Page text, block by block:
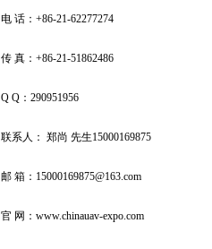
电 话：+86-21-62277274
传 真：+86-21-51862486
Q Q：290951956
联系人： 郑尚 先生15000169875
邮 箱：15000169875@163.com
官 网：www.chinauav-expo.com